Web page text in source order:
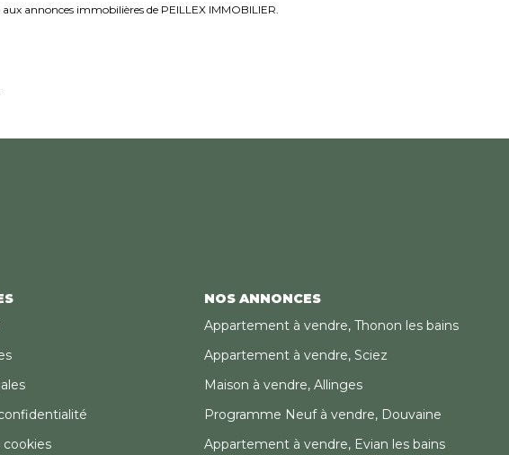
annonces immobilières de PEILLEX IMMOBILIER.
cookies
NOS ANNONCES
Appartement à vendre, Thonon les bains
Appartement à vendre, Sciez
Maison à vendre, Allinges
Programme Neuf à vendre, Douvaine
Appartement à vendre, Evian les bains